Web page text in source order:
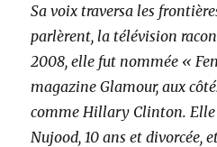
Sa voix traversa les
parlèrent, la télévision
2008, elle fut nommée «
magazine Glamour, aux
comme Hillary Clinton. Elle
Nujood, 10 ans et divorcée,